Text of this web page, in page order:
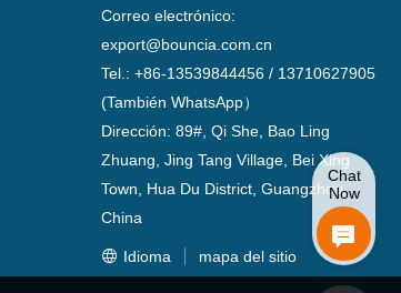
Correo electrónico:
export@bouncia.com.cn
Tel.: +86-13539844456 / 13710627905
(También WhatsApp）
Dirección: 89#, Qi She, Bao Ling
Zhuang, Jing Tang Village, Bei Xing
Town, Hua Du District, Guangzhou,
China
Idioma mapa del sitio
Chat
Now